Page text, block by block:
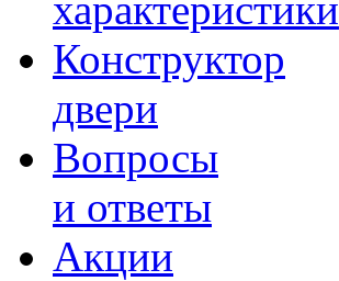
Конструктор
двери
Вопросы
и ответы
Акции